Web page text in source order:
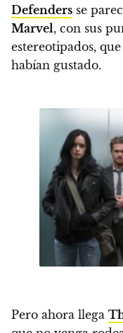
Defenders se
Marvel, con sus
estereotipados,
habían gustado.
Pero ahora llega